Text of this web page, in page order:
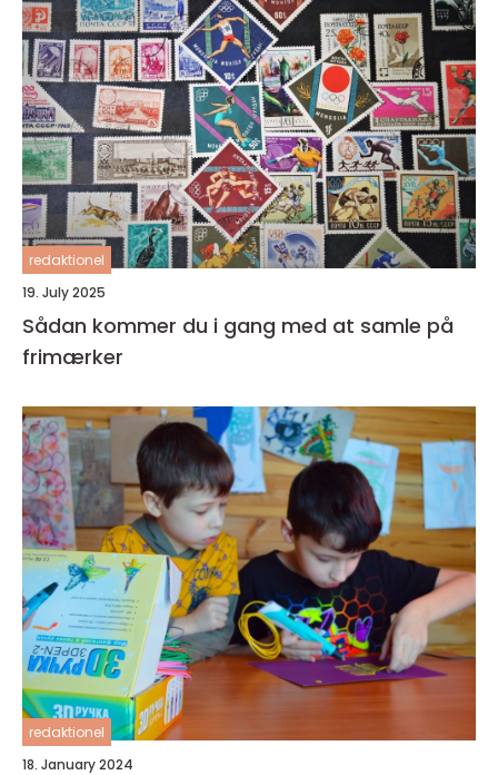
redaktionel
19. July 2025
Sådan kommer du i gang med at samle på
frimærker
redaktionel
18. January 2024